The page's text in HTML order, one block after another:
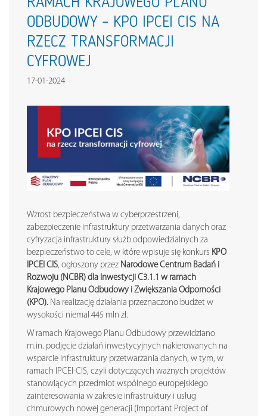
ODBUDOWY – KPO IPCEI CIS NA
RZECZ TRANSFORMACJI
CYFROWEJ
17-01-2024
Wzrost bezpieczeństwa w cyberprzestrzeni,
zabezpieczenie infrastruktury przetwarzania danych oraz
cyfryzacja infrastruktury służb odpowiedzialnych za
bezpieczeństwo to cele, w które wpisuje się konkurs KPO
IPCEI CIS, ogłoszony przez Narodowe Centrum Badań i
Rozwoju (NCBR) dla Inwestycji C3.1.1 w ramach
Krajowego Planu Odbudowy i Zwiększania Odporności
(KPO). Na realizację działania przeznaczono budżet w
wysokości niemal 445 mln zł.
W ramach Krajowego Planu Odbudowy przewidziano
m.in. podjęcie działań inwestycyjnych nakierowanych na
wsparcie infrastruktury przetwarzania danych, w tym, w
ramach IPCEI-CIS, czyli dotyczących ważnych projektów
stanowiących przedmiot wspólnego europejskiego
zainteresowania w zakresie infrastruktury i usług
chmurowych nowej generacji (Important Project of